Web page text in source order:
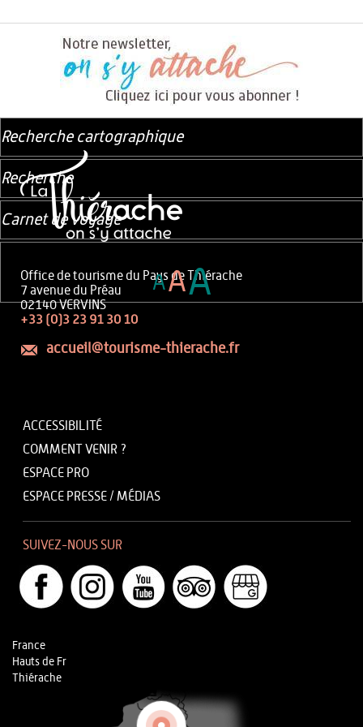
Office de tourisme du Pays de Thiérache
7 avenue du Préau
02140 VERVINS
+33 (0)3 23 91 30 10
accueil@tourisme-thierache.fr
ACCESSIBILITÉ
COMMENT VENIR ?
ESPACE PRO
ESPACE PRESSE / MÉDIAS
SUIVEZ-NOUS SUR
France
Hauts de Fr
Thiérache
Recherche cartographique
Recherche
Carnet de voyage
AAA